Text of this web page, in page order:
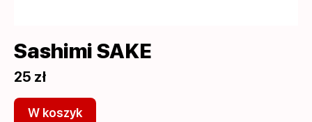
Sashimi SAKE
25 zł
W koszyk